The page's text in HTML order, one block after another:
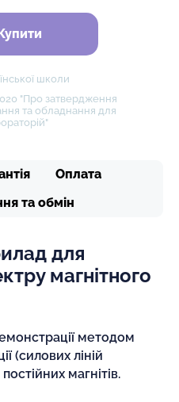
школи
"Про затвердження
та обладнання для
Оплата
та обмін
для
магнітного
методом
(силових ліній
магнітів.